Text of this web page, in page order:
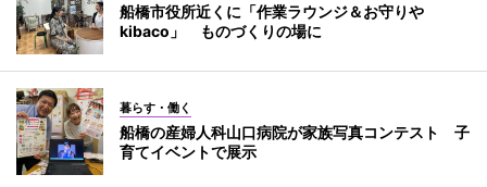
船橋市役所近くに「作業ラウンジ＆お守りや
kibaco」 ものづくりの場に
暮らす・働く
船橋の産婦人科山口病院が家族写真コンテスト 子
育てイベントで展示